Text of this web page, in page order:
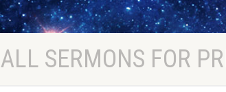
ALL SERMONS FOR